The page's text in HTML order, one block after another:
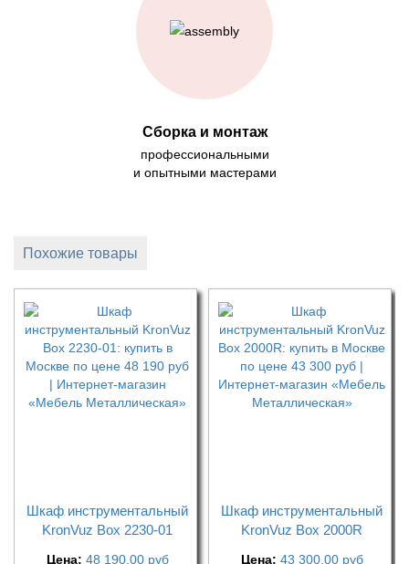
Сборка и монтаж
профессиональными
и опытными мастерами
Похожие товары
Шкаф инструментальный
KronVuz Box 2230-01
Цена: 48 190,00 руб
Шкаф инструментальный
KronVuz Box 2000R
Цена: 43 300,00 руб